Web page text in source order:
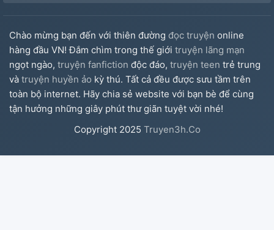
Chào mừng bạn đến với thiên đường đọc truyện online
hàng đầu VN! Đắm chìm trong thế giới truyện lãng mạn
ngọt ngào, truyện fanfiction độc đáo, truyện teen trẻ trung
và truyện huyền ảo kỳ thú. Tất cả đều được sưu tầm trên
toàn bộ internet. Hãy chia sẻ website với bạn bè để cùng
tận hưởng những giây phút thư giãn tuyệt vời nhé!
Copyright 2025 Truyen3h.Co